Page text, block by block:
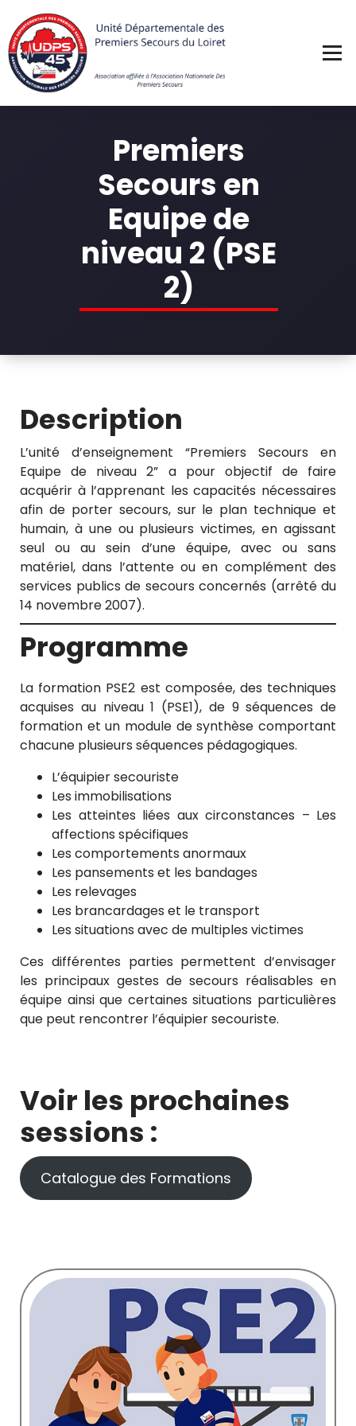
content
Premiers
Secours en
Equipe de
niveau 2 (PSE
2)
Description
L’unité d’enseignement “Premiers Secours en
Equipe de niveau 2” a pour objectif de faire
acquérir à l’apprenant les capacités nécessaires
afin de porter secours, sur le plan technique et
humain, à une ou plusieurs victimes, en agissant
seul ou au sein d’une équipe, avec ou sans
matériel, dans l’attente ou en complément des
services publics de secours concernés (arrêté du
14 novembre 2007).
Programme
La formation PSE2 est composée, des techniques
acquises au niveau 1 (PSE1), de 9 séquences de
formation et un module de synthèse comportant
chacune plusieurs séquences pédagogiques.
L’équipier secouriste
Les immobilisations
Les atteintes liées aux circonstances – Les
affections spécifiques
Les comportements anormaux
Les pansements et les bandages
Les relevages
Les brancardages et le transport
Les situations avec de multiples victimes
Ces différentes parties permettent d’envisager
les principaux gestes de secours réalisables en
équipe ainsi que certaines situations particulières
que peut rencontrer l’équipier secouriste.
Voir les prochaines
sessions :
Catalogue des Formations